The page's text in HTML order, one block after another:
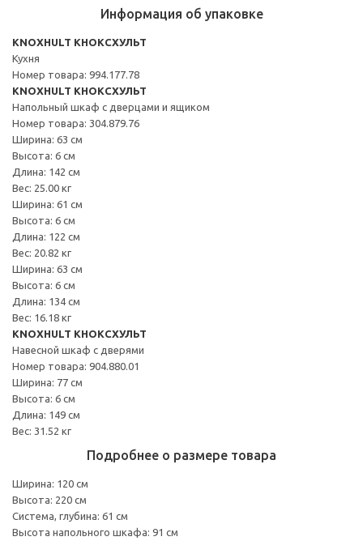
Информация об упаковке
KNOXHULT КНОКСХУЛЬТ
Кухня
Номер товара: 994.177.78
KNOXHULT КНОКСХУЛЬТ
Напольный шкаф с дверцами и ящиком
Номер товара: 304.879.76
Ширина: 63 см
Высота: 6 см
Длина: 142 см
Вес: 25.00 кг
Ширина: 61 см
Высота: 6 см
Длина: 122 см
Вес: 20.82 кг
Ширина: 63 см
Высота: 6 см
Длина: 134 см
Вес: 16.18 кг
KNOXHULT КНОКСХУЛЬТ
Навесной шкаф с дверями
Номер товара: 904.880.01
Ширина: 77 см
Высота: 6 см
Длина: 149 см
Вес: 31.52 кг
Подробнее о размере товара
Ширина: 120 см
Высота: 220 см
Система, глубина: 61 см
Высота напольного шкафа: 91 см